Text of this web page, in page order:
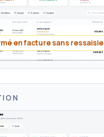
en facture sans ressaisie